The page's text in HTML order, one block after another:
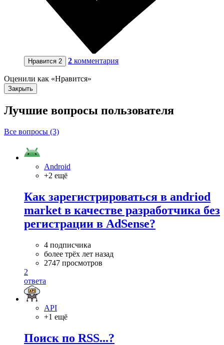
Нравится 2 2 комментария
Оценили как «Нравится»
Закрыть
Лучшие вопросы пользователя
Все вопросы (3)
Android
+2 ещё
Как зарегистрироваться в andriod
market в качестве разработчика без
регистрации в AdSense?
4 подписчика
более трёх лет назад
2747 просмотров
2
ответа
API
+1 ещё
Поиск по RSS...?